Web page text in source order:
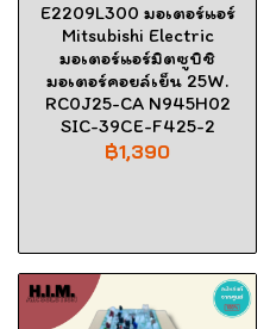
E2209L300 มอเตอร์แอร์
Mitsubishi Electric
มอเตอร์แอร์มิตซูบิชิ
มอเตอร์คอยล์เย็น 25W.
RC0J25-CA N945H02
SIC-39CE-F425-2
฿1,390